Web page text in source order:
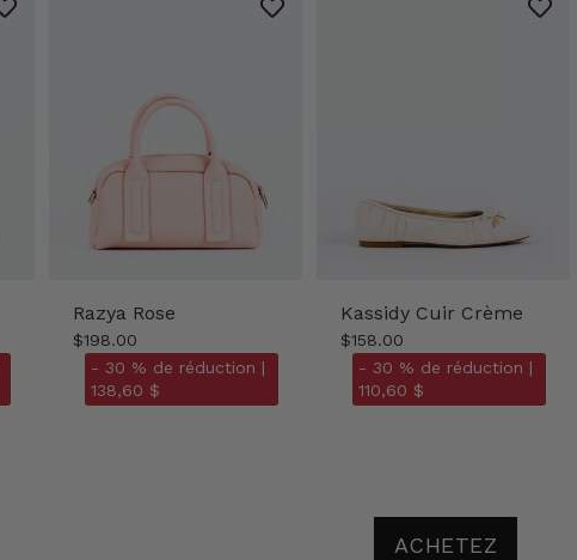
Razya Rose
$198.00
- 30 % de réduction |
138,60 $
Kassidy Cuir Crème
$158.00
- 30 % de réduction |
110,60 $
ACHETEZ